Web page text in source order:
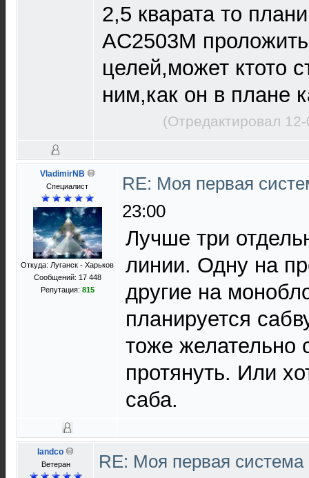
2,5 кварата то
AC2503M
целей,может ктото
ним,как он в плане
(Отредактировал
VladimirNB
Специалист
Откуда: Луганск - Харьков
Сообщений: 17 448
Репутация: 815
RE: Моя первая
23:00
Лучше три
линии. Одну на
другие на
планируется
тоже желательно
протянуть. Или
саба.
landco
Ветеран
RE: Моя первая